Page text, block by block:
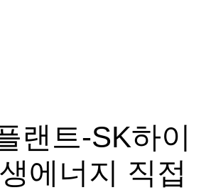
랜트-SK하이
에너지 직접